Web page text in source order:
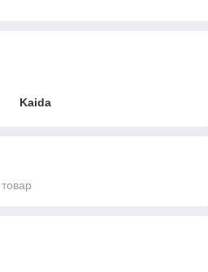
Kaida